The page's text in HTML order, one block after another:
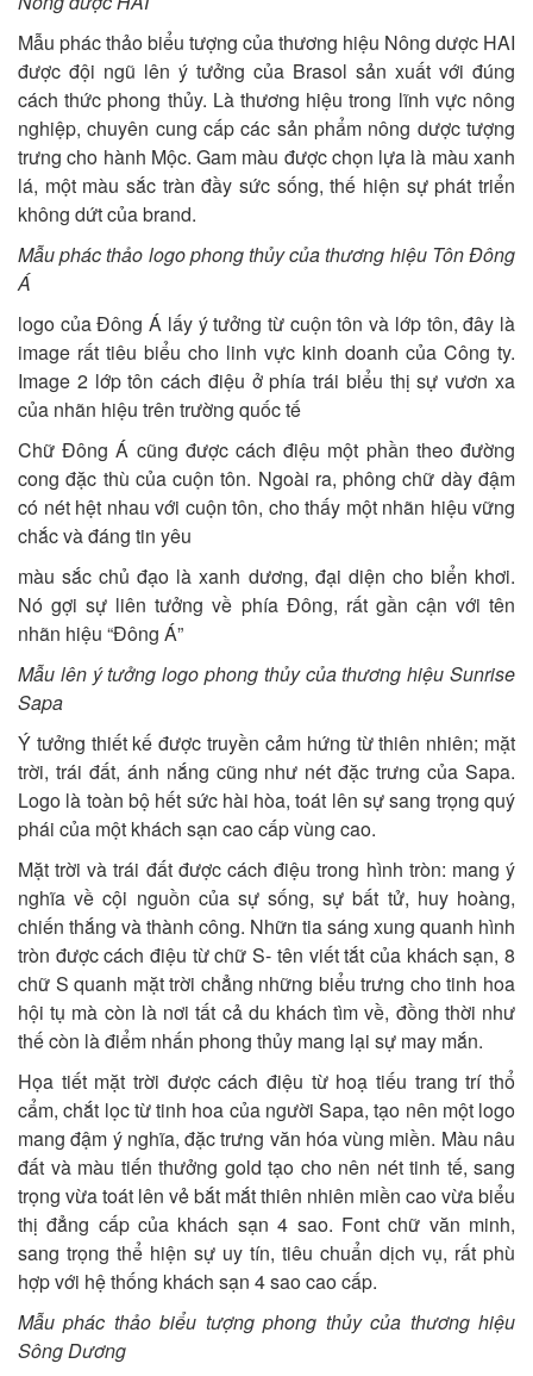
Mẫu phác thảo biểu tượng của thương hiệu Nông dược HAI
được đội ngũ lên ý tưởng của Brasol sản xuất với đúng
cách thức phong thủy. Là thương hiệu trong lĩnh vực nông
nghiệp, chuyên cung cấp các sản phẩm nông dược tượng
trưng cho hành Mộc. Gam màu được chọn lựa là màu xanh
lá, một màu sắc tràn đầy sức sống, thế hiện sự phát triển
không dứt của brand.
Mẫu phác thảo logo phong thủy của thương hiệu Tôn Đông
Á
logo của Ðông Á lấy ý tưởng từ cuộn tôn và lớp tôn, đây là
image rất tiêu biểu cho linh vực kinh doanh của Công ty.
Image 2 lớp tôn cách điệu ở phía trái biểu thị sự vươn xa
của nhãn hiệu trên trường quốc tế
Chữ Ðông Á cũng được cách điệu một phần theo đường
cong đặc thù của cuộn tôn. Ngoài ra, phông chữ dày đậm
có nét hệt nhau với cuộn tôn, cho thấy một nhãn hiệu vững
chắc và đáng tin yêu
màu sắc chủ đạo là xanh dương, đại diện cho biển khơi.
Nó gợi sự liên tưởng về phía Ðông, rất gần cận với tên
nhãn hiệu “Ðông Á”
Mẫu lên ý tưởng logo phong thủy của thương hiệu Sunrise
Sapa
Ý tưởng thiết kế được truyền cảm hứng từ thiên nhiên; mặt
trời, trái đất, ánh nắng cũng như nét đặc trưng của Sapa.
Logo là toàn bộ hết sức hài hòa, toát lên sự sang trọng quý
phái của một khách sạn cao cấp vùng cao.
Mặt trời và trái đất được cách điệu trong hình tròn: mang ý
nghĩa về cội nguồn của sự sống, sự bất tử, huy hoàng,
chiến thắng và thành công. Nhữn tia sáng xung quanh hình
tròn được cách điệu từ chữ S- tên viết tắt của khách sạn, 8
chữ S quanh mặt trời chẳng những biểu trưng cho tinh hoa
hội tụ mà còn là nơi tất cả du khách tìm về, đồng thời như
thế còn là điểm nhấn phong thủy mang lại sự may mắn.
Họa tiết mặt trời được cách điệu từ hoạ tiếu trang trí thổ
cẩm, chắt lọc từ tinh hoa của người Sapa, tạo nên một logo
mang đậm ý nghĩa, đặc trưng văn hóa vùng miền. Màu nâu
đất và màu tiến thưởng gold tạo cho nên nét tinh tế, sang
trọng vừa toát lên vẻ bắt mắt thiên nhiên miền cao vừa biểu
thị đẳng cấp của khách sạn 4 sao. Font chữ văn minh,
sang trọng thể hiện sự uy tín, tiêu chuẩn dịch vụ, rất phù
hợp với hệ thống khách sạn 4 sao cao cấp.
Mẫu phác thảo biểu tượng phong thủy của thương hiệu
Sông Dương